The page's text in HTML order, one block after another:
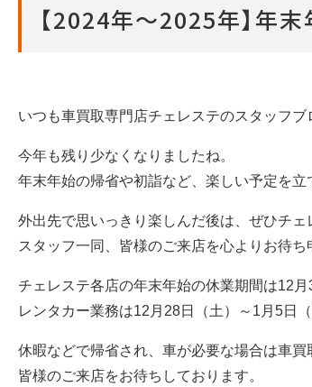
【2024年〜2025年】年
いつも車買取専門店チェレステのスタッフ
今年も残り少なくなりましたね。
年末年始の帰省や初詣など、楽しい予定を立
外出先で思いっきり楽しんだ後は、ぜひチ
スタッフ一同、皆様のご来店を心よりお待ち
チェレステ各店の年末年始の休業期間は12月
レンタカー業務は12月28日（土）～1月5日
休暇などで帰省され、車が必要な場合は車
皆様のご来店をお待ちしております。